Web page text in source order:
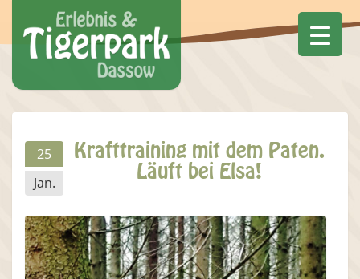
25
Jan.
Krafttraining mit dem Paten.
Läuft bei Elsa!